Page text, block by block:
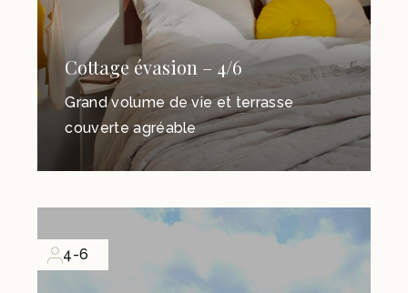
Cottage évasion – 4/6
Grand volume de vie et terrasse
couverte agréable
4-6